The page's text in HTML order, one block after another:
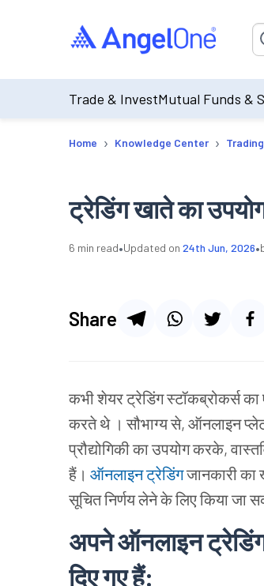
Trade & InvestMutual Funds &
Home › Knowledge Center ›
ट्रेडिंग खाते का
6 min read•Updated on 24th Jun, 2026•
Share
कभी शेयरट्रेडिंगस्टॉकब्रोकर्सका
करते थे । सौभाग्यसे, ऑनलाइन
प्रौद्योगिकीकाउपयोगकरके,
हैं। ऑनलाइनट्रेडिंगजानकारीका
सूचितनिर्णयलेनेकेलिएकियाजा
अपनेऑनलाइन
दिएगएहैं: